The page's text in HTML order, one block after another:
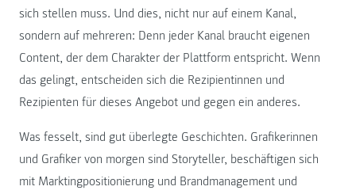
sich stellen muss. Und dies, nicht nur auf einem Kanal,
sondern auf mehreren: Denn jeder Kanal braucht eigenen
Content, der dem Charakter der Plattform entspricht. Wenn
das gelingt, entscheiden sich die Rezipientinnen und
Rezipienten für dieses Angebot und gegen ein anderes.
Was fesselt, sind gut überlegte Geschichten. Grafikerinnen
und Grafiker von morgen sind Storyteller, beschäftigen sich
mit Marktingpositionierung und Brandmanagement und